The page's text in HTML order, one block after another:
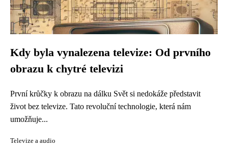
Kdy byla vynalezena televize: Od prvního
obrazu k chytré televizi
První krůčky k obrazu na dálku Svět si nedokáže představit
život bez televize. Tato revoluční technologie, která nám
umožňuje...
Televize a audio